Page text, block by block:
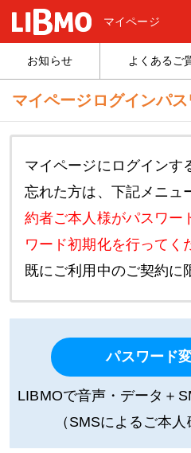
マイページ
お知らせ よくあるご
マイページログインパ
マイページにログインす
忘れた方は、下記メニュ
約者ご本人様がパスワー
ワード初期化を行ってく
既にご利用中のご契約に
パスワード
LIBMOで音声・データ＋
（SMSによるご本